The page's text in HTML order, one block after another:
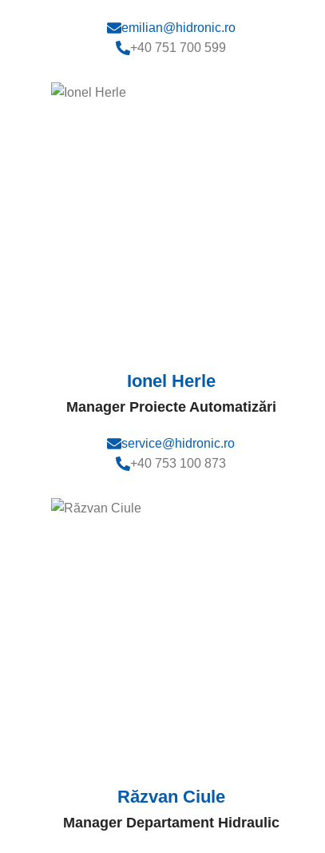
emilian@hidronic.ro
+40 751 700 599
Ionel Herle
Manager Proiecte Automatizări
service@hidronic.ro
+40 753 100 873
Răzvan Ciule
Manager Departament Hidraulic